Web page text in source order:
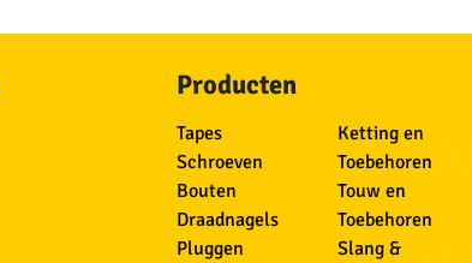
Producten
Tapes
Schroeven
Bouten
Draadnagels
Pluggen
Ketting en
Toebehoren
Touw en
Toebehoren
Slang &